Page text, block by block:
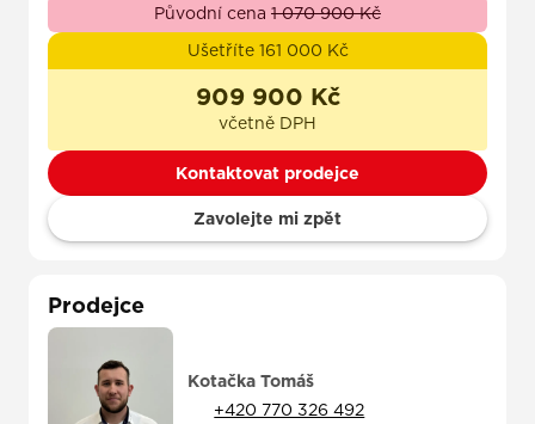
Původní cena 1 070 900 Kč
Ušetříte 161 000 Kč
909 900 Kč
včetně DPH
Kontaktovat prodejce
Zavolejte mi zpět
Prodejce
Kotačka Tomáš
+420 770 326 492